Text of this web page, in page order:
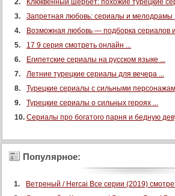
115 серия
118 серия
119 серия
120 серия
121 серия
123 серия
124 серия
Клюквенный шербет: похожие турецкие
Запретная любовь: сериалы и мелодрамы
Возможная любовь — подборка сериалов
17 9 серия смотреть онлайн ...
Египетские сериалы на русском языке ...
Летние турецкие сериалы для вечера ...
Турецкие сериалы с сильными
Турецкие сериалы о сильных героях ...
Сериалы про богатого парня и бедную
Популярное:
Ветреный / Hercai Все серии (2019)